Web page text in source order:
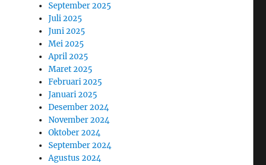
September 2025
Juli 2025
Juni 2025
Mei 2025
April 2025
Maret 2025
Februari 2025
Januari 2025
Desember 2024
November 2024
Oktober 2024
September 2024
Agustus 2024